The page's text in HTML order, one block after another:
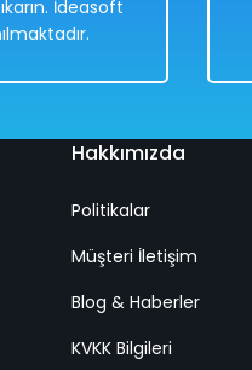
İdeasoft
Hakkımızda
Politikalar
Müşteri İletişim
Blog & Haberler
KVKK Bilgileri